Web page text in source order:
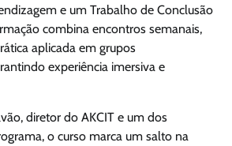
e um Trabalho de Conclusão
combina encontros semanais,
aplicada em grupos
experiência imersiva e
diretor do AKCIT e um dos
o curso marca um salto na